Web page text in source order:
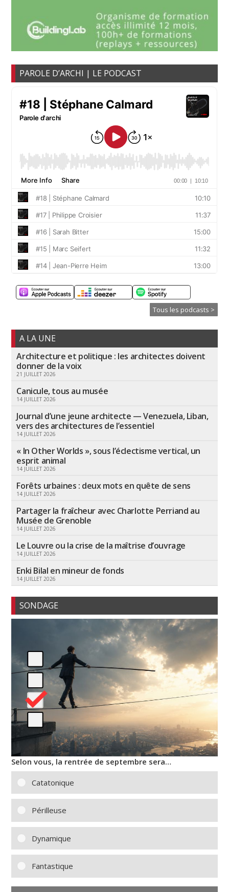
PAROLE D’ARCHI | LE PODCAST
Tous les podcasts >
A LA UNE
Architecture et politique : les architectes doivent
donner de la voix
21 JUILLET 2026
Canicule, tous au musée
14 JUILLET 2026
Journal d’une jeune architecte — Venezuela, Liban,
vers des architectures de l’essentiel
14 JUILLET 2026
« In Other Worlds », sous l’éclectisme vertical, un
esprit animal
14 JUILLET 2026
Forêts urbaines : deux mots en quête de sens
14 JUILLET 2026
Partager la fraîcheur avec Charlotte Perriand au
Musée de Grenoble
14 JUILLET 2026
Le Louvre ou la crise de la maîtrise d’ouvrage
14 JUILLET 2026
Enki Bilal en mineur de fonds
14 JUILLET 2026
SONDAGE
Selon vous, la rentrée de septembre sera…
Catatonique
Périlleuse
Dynamique
Fantastique